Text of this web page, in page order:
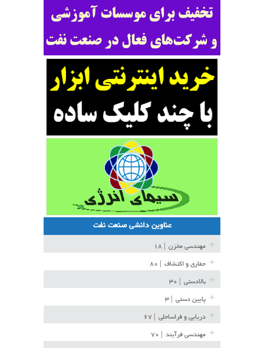
عناوین دانشی صنعت نفت
مهندسی مخزن
حفاری و اکتشاف
بالادستی
پایین دستی
دریایی و فراساحلی
مهندسی فرآیند